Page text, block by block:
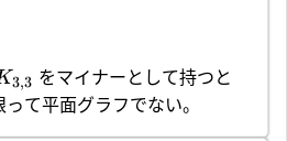
3,3 をマイナーとして持つと
て平面グラフでない。